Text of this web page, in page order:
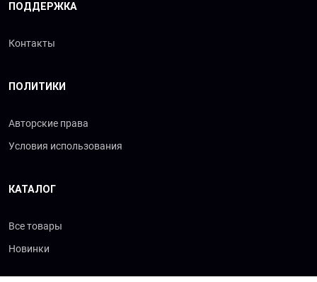
ПОДДЕРЖКА
Контакты
ПОЛИТИКИ
Авторские права
Условия использования
КАТАЛОГ
Все товары
Новинки